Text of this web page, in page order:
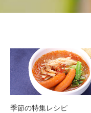
季節の特集レシピ